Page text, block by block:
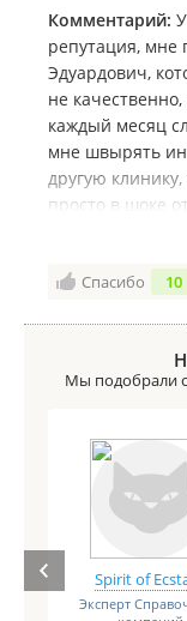
Комментарий:
репутация, мне
Эдуардович,
не
каждый месяц
мне швырять
другую
просто в шоке
клеил
а он все
раз пришла
назвать это
явно не умеют
останетесь без
переплачивать
Спасибо 10
Мы подобрали
Spirit of
Эксперт